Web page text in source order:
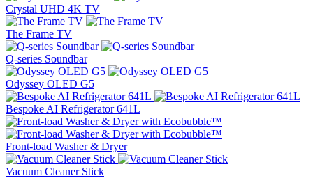
Crystal UHD 4K TV
The Frame TV
Q-series Soundbar
Odyssey OLED G5
Bespoke AI Refrigerator 641L
Front-load Washer & Dryer
Vacuum Cleaner Stick